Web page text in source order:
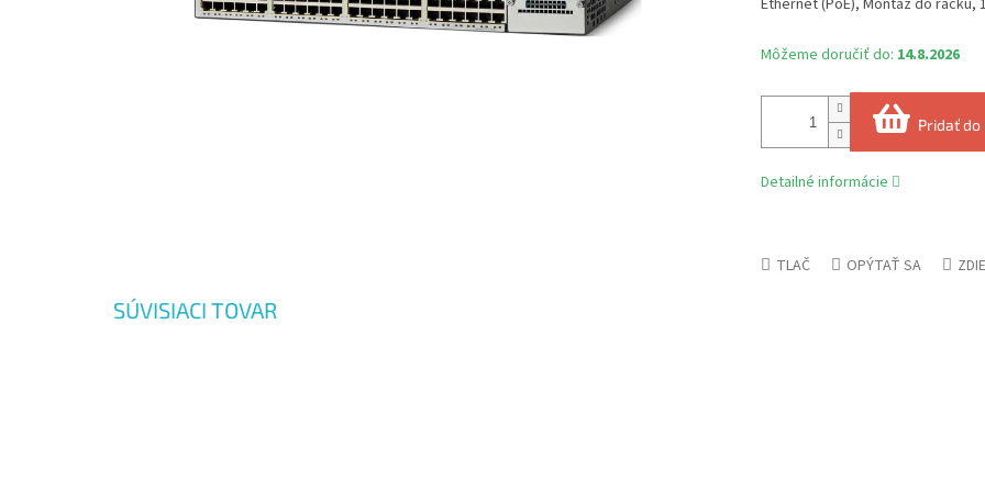
Môžeme doručiť do: 14.8.2026
Pridať do
Ethernet (PoE), Montáž do racku,
Detailné informácie
TLAČ OPÝTAŤ SA
SÚVISIACI TOVAR